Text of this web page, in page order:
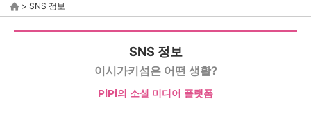
> SNS 정보
SNS 정보
이시가키섬은 어떤 생활?
PiPi의 소셜 미디어 플랫폼